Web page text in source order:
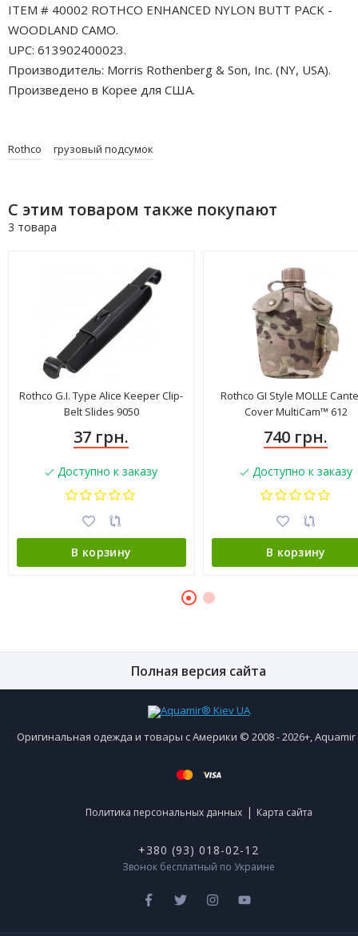
ITEM # 40002 ROTHCO ENHANCED NYLON BUTT PACK -
WOODLAND CAMO.
UPC: 613902400023.
Производитель: Morris Rothenberg & Son, Inc. (NY, USA).
Произведено в Корее для США.
Rothco грузовый подсумок
С этим товаром также покупают
3 товара
Rothco G.I. Type Alice Keeper Clip-
Belt Slides 9050
37 грн.
Доступно к заказу
В корзину
Rothco GI Style MOLLE
Cover MultiCam™ 612
740 грн.
Доступно к заказу
В корзину
Полная версия сайта
Оригинальная одежда и товары с Америки © 2008 - 2026+,
Политика персональных данных | Карта сайта
+380 (93) 018-02-12
Звонок бесплатный по Украине